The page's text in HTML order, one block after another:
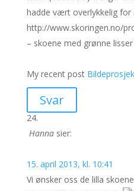
hadde vært overlykkelig for
http://www.skoringen.no/
– skoene med grønne
My recent post
Svar
Hanna sier:
15. april 2013, kl. 10:41
Vi ønsker oss de lilla